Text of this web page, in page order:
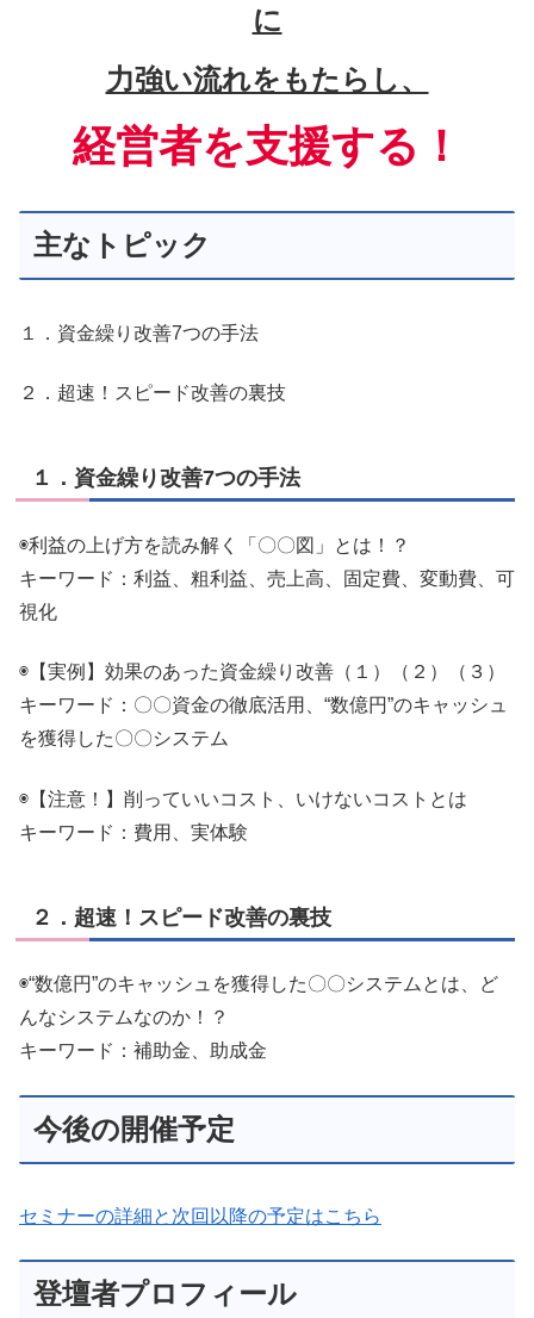
に
力強い流れをもたらし、
経営者を支援する！
主なトピック
１．資金繰り改善7つの手法
２．超速！スピード改善の裏技
１．資金繰り改善7つの手法
◉利益の上げ方を読み解く「〇〇図」とは！？
キーワード：利益、粗利益、売上高、固定費、変動費、可
視化
◉【実例】効果のあった資金繰り改善（１）（２）（３）
キーワード：〇〇資金の徹底活用、“数億円”のキャッシュ
を獲得した〇〇システム
◉【注意！】削っていいコスト、いけないコストとは
キーワード：費用、実体験
２．超速！スピード改善の裏技
◉“数億円”のキャッシュを獲得した〇〇システムとは、ど
んなシステムなのか！？
キーワード：補助金、助成金
今後の開催予定
セミナーの詳細と次回以降の予定はこちら
登壇者プロフィール